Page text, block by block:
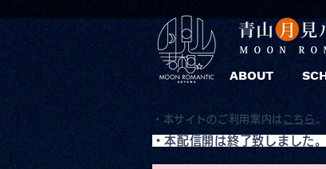
ABOUT
・本サイトのご利用案内は こちら 。
​・本配信開は終了致しました。